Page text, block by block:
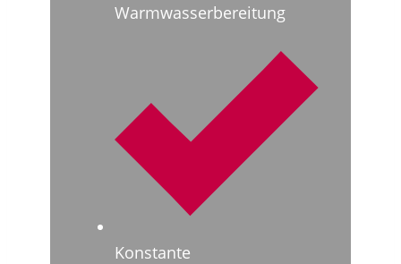
Warmwasserbereitung
Konstante